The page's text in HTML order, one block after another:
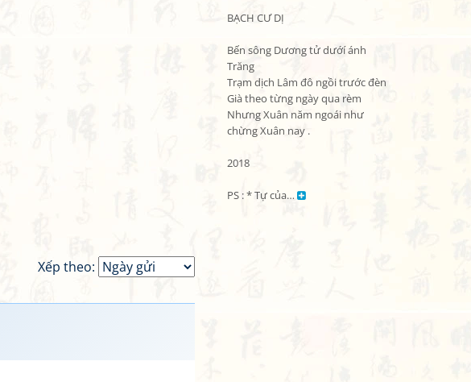
BẠCH CƯ DỊ
Bến sông Dương tử dướí ánh
Trăng
Trạm dịch Lâm đô ngồi trước đèn
Già theo từng ngày qua rèm
Nhưng Xuân năm ngoái như
chừng Xuân nay .
2018
PS : * Tự của…
Xếp theo: